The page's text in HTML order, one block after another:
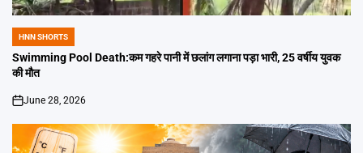
POSTED
IN
HNN SHORTS
Swimming Pool Death:कम गहरे पानी में छलांग लगाना पड़ा भारी, 25 वर्षीय युवक
की मौत
on
June 28, 2026